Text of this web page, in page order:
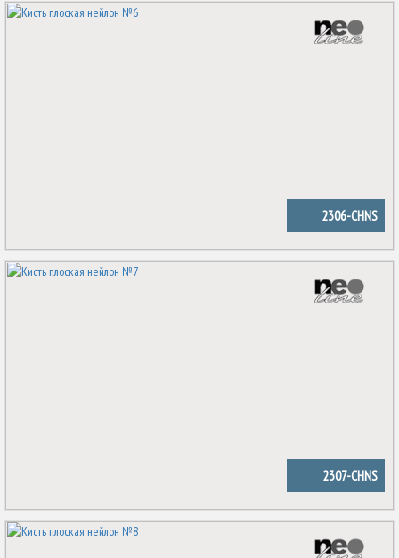
2306-CHNS
2307-CHNS